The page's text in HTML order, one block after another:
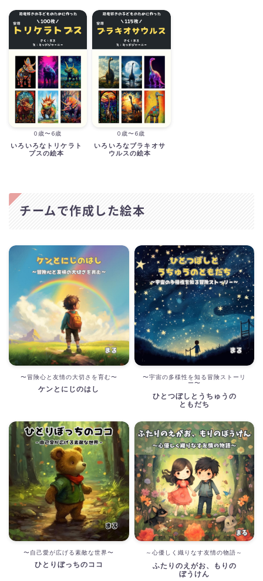
0歳〜6歳
いろいろなトリケラト
プスの絵本
0歳〜6歳
いろいろなブラキオサ
ウルスの絵本
チームで作成した絵本
〜冒険心と友情の大切さを育む〜
ケンとにじのはし
〜宇宙の多様性を知る冒険ストーリ
ー〜
ひとつぼしとうちゅうの
ともだち
〜自己愛が広げる素敵な世界〜
ひとりぼっちのココ
～心優しく織りなす友情の物語～
ふたりのえがお、もりの
ぼうけん